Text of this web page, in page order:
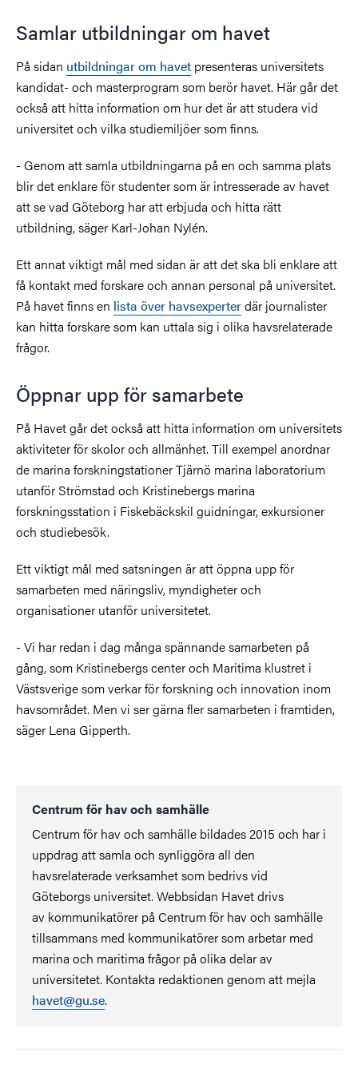
Samlar utbildningar om havet
På sidan utbildningar om havet presenteras universitets
kandidat- och masterprogram som berör havet. Här går det
också att hitta information om hur det är att studera vid
universitet och vilka studiemiljöer som finns.
- Genom att samla utbildningarna på en och samma plats
blir det enklare för studenter som är intresserade av havet
att se vad Göteborg har att erbjuda och hitta rätt
utbildning, säger Karl-Johan Nylén.
Ett annat viktigt mål med sidan är att det ska bli enklare att
få kontakt med forskare och annan personal på universitet.
På havet finns en lista över havsexperterdär journalister
kan hitta forskare som kan uttala sig i olika havsrelaterade
frågor.
Öppnar upp för samarbete
På Havet går det också att hitta information om universitets
aktiviteter för skolor och allmänhet. Till exempel anordnar
de marina forskningstationer Tjärnö marina laboratorium
utanför Strömstad och Kristinebergs marina
forskningsstation i Fiskebäckskil guidningar, exkursioner
och studiebesök.
Ett viktigt mål med satsningen är att öppna upp för
samarbeten med näringsliv, myndigheter och
organisationer utanför universitetet.
- Vi har redan i dag många spännande samarbeten på
gång, som Kristinebergs center och Maritima klustret i
Västsverige som verkar för forskning och innovation inom
havsområdet. Men vi ser gärna fler samarbeten i framtiden,
säger Lena Gipperth.
Centrum för hav och samhälle
Centrum för hav och samhälle bildades 2015 och har i
uppdrag att samla och synliggöra all den
havsrelaterade verksamhet som bedrivs vid
Göteborgs universitet. Webbsidan Havet drivs
av kommunikatörer på Centrum för hav och samhälle
tillsammans med kommunikatörer som arbetar med
marina och maritima frågor på olika delar av
universitetet. Kontakta redaktionen genom att mejla
havet@gu.se.